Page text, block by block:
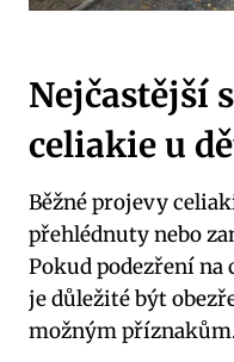
Nejčastější
celiakie u
Běžné projevy
přehlédnuty nebo
Pokud podezření
je důležité být
možným